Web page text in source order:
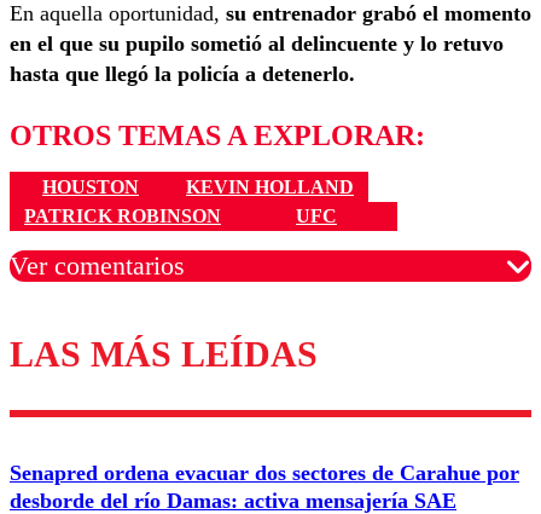
En aquella oportunidad, su entrenador grabó el momento
en el que su pupilo sometió al delincuente y lo retuvo
hasta que llegó la policía a detenerlo.
OTROS TEMAS A EXPLORAR:
HOUSTON
KEVIN HOLLAND
PATRICK ROBINSON
UFC
Ver comentarios
Los comentarios son moderados para garantizar un
diálogo respetuoso.
Correo
LAS MÁS LEÍDAS
Senapred ordena evacuar dos sectores de Carahue por
desborde del río Damas: activa mensajería SAE